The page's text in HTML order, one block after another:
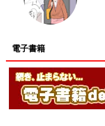
電子書籍